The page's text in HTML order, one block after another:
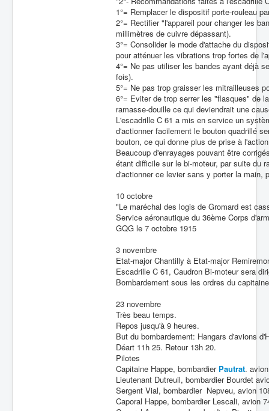
1°= Remplacer le dispositif porte-rouleau
2°= Rectifier "l'appareil pour changer les
millimètres de cuivre dépassant).
3°= Consolider le mode d'attache du
pour atténuer les vibrations trop fortes de
4°= Ne pas utiliser les bandes ayant déjà
fois).
5°= Ne pas trop graisser les mitrailleuses
6°= Eviter de trop serrer les "flasques" de
ramasse-douille ce qui deviendrait une
L'escadrille C 61 a mis en service un
d'actionner facilement le bouton quadrillé
bouton, ce qui donne plus de prise à
Beaucoup d'enrayages pouvant être
étant difficile sur le bi-moteur, par suite du
d'actionner ce levier sans y porter la main,
10 octobre
"Le maréchal des logis de Gromard est
Service aéronautique du 36ème Corps
GQG le 7 octobre 1915
3 novembre
Etat-major Chantilly à Etat-major
Escadrille C 61, Caudron Bi-moteur sera
Bombardement sous les ordres du
23 novembre
Très beau temps.
Repos jusqu'à 9 heures.
But du bombardement: Hangars d'avions
Déart 11h 25. Retour 13h 20.
Pilotes
Capitaine Happe, bombardier Pautrat.
Lieutenant Dutreuil, bombardier Bourdet
Sergent Vial, bombardier Nepveu, avion
Caporal Happe, bombardier Lescali, avion